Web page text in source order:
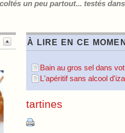
un peu partout... testés
À LIRE EN CE
Bain au gros sel dans
L'apéritif sans alcool
tartines